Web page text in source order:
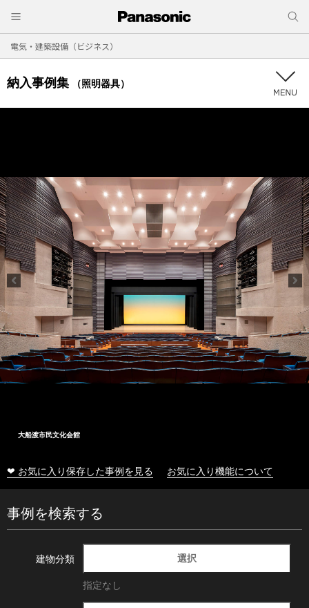
電気・建築設備（ビジネス）
納入事例集 （照明器具）
大船渡市民文化会館
❤ お気に入り保存した事例を見る お気に入り機能について
事例を検索する
建物分類 選択
指定なし